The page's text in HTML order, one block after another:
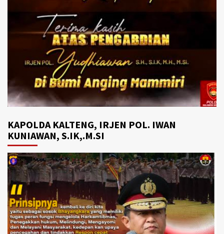
KAPOLDA KALTENG, IRJEN POL. IWAN
KUNIAWAN, S.IK,.M.SI